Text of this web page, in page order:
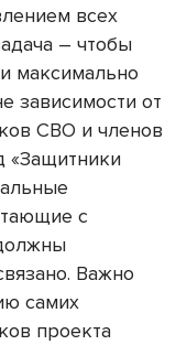
всех
– чтобы
максимально
зависимости от
СВО и членов
«Защитники
с
Важно
самих
проекта